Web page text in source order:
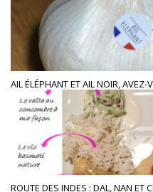
AIL ÉLÉPHANT ET AIL NOIR, AVEZ-
ROUTE DES INDES : DAL, NAN ET